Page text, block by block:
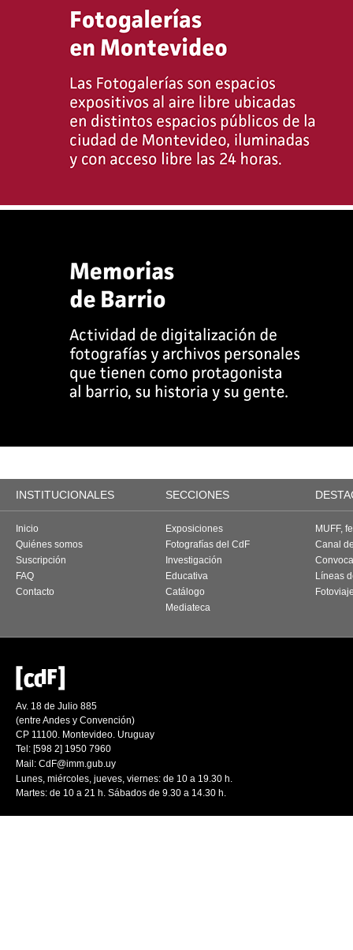
INSTITUCIONALES SECCIONES
Inicio
Quiénes somos
Suscripción
FAQ
Contacto
Exposiciones
Fotografías del CdF
Investigación
Educativa
Catálogo
Mediateca
MUFF,
Canal
Líneas
Av. 18 de Julio 885
(entre Andes y Convención)
CP 11100. Montevideo. Uruguay
Tel: [598 2] 1950 7960
Mail: CdF@imm.gub.uy
Lunes, miércoles, jueves, viernes: de 10 a 19.30 h.
Martes: de 10 a 21 h. Sábados de 9.30 a 14.30 h.